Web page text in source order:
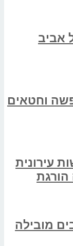
אביב
וחטאים
עירונית
הורגת
מובילה